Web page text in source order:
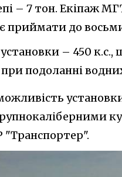
– 7 тон. Екіпаж
приймати до
– 450
подоланні
"Транспортер".